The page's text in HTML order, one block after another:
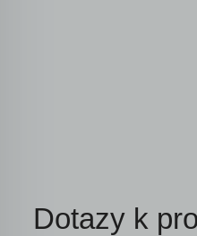
Dotazy k